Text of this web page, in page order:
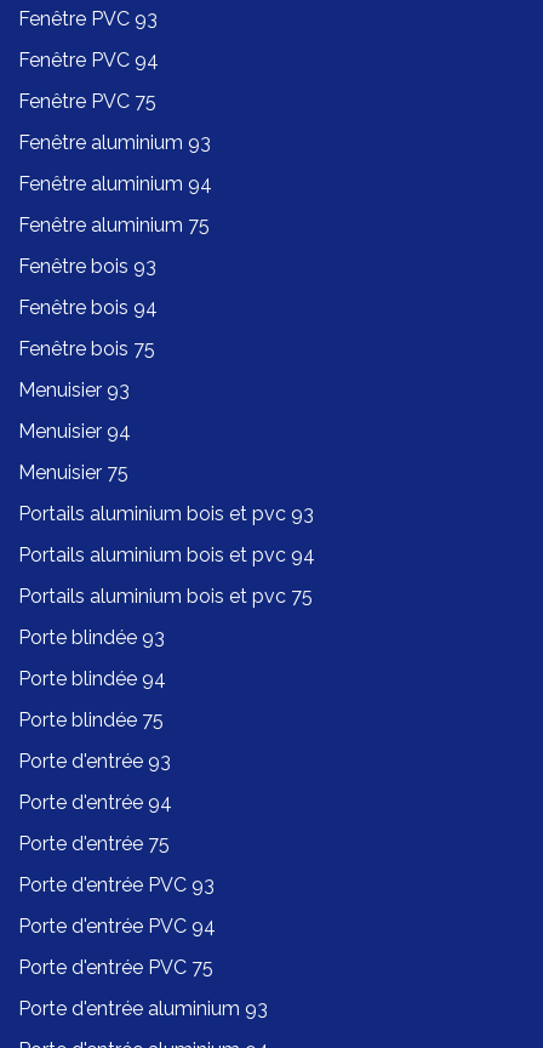
Fenêtre PVC 93
Fenêtre PVC 94
Fenêtre PVC 75
Fenêtre aluminium 93
Fenêtre aluminium 94
Fenêtre aluminium 75
Fenêtre bois 93
Fenêtre bois 94
Fenêtre bois 75
Menuisier 93
Menuisier 94
Menuisier 75
Portails aluminium bois et pvc 93
Portails aluminium bois et pvc 94
Portails aluminium bois et pvc 75
Porte blindée 93
Porte blindée 94
Porte blindée 75
Porte d'entrée 93
Porte d'entrée 94
Porte d'entrée 75
Porte d'entrée PVC 93
Porte d'entrée PVC 94
Porte d'entrée PVC 75
Porte d'entrée aluminium 93